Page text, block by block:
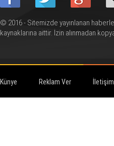
© 2016 - Sitemizde yayınlanan
kaynaklarına aittir. İzin alınmadan
Künye Reklam Ver İletişim